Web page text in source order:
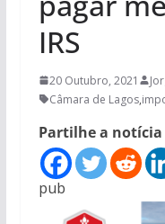
IRS
20 Outubro, 2021
Câmara de Lagos,
Partilhe a notícia
pub